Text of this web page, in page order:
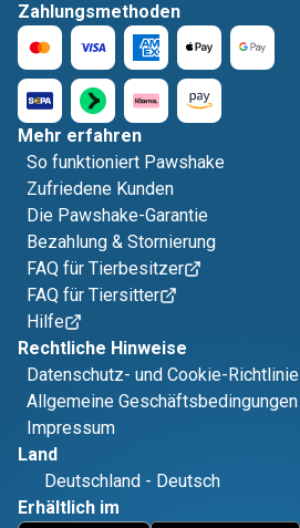
Zahlungsmethoden
Mehr erfahren
So funktioniert Pawshake
Zufriedene Kunden
Die Pawshake-Garantie
Bezahlung & Stornierung
FAQ für Tierbesitzer
FAQ für Tiersitter
Hilfe
Rechtliche Hinweise
Datenschutz- und Cookie-Richtlinie
Allgemeine Geschäftsbedingungen
Impressum
Land
Deutschland - Deutsch
Erhältlich im